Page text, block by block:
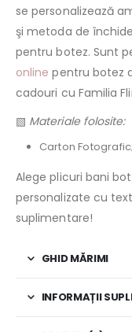
se personalizează
şi metoda de
pentru botez. Sunt
online pentru botez
cadouri cu Familia
▧ Materiale folosite:
Carton Fotografic;
Alege plicuri bani
personalizate cu
suplimentare!
GHID MĂRIMI
INFORMAȚII